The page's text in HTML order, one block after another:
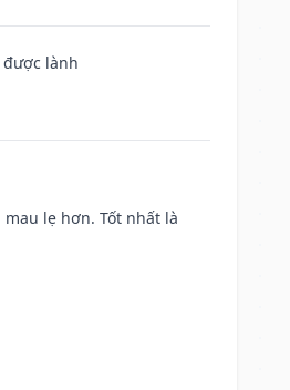
lành
lẹ hơn. Tốt nhất là